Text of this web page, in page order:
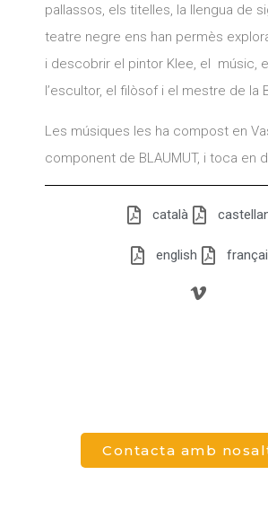
pallassos, els titelles, la llengua de
teatre negre ens han permès
i descobrir el pintor Klee, el músic,
l’escultor, el filòsof i el mestre de la
Les músiques les ha compost en
component de BLAUMUT, i toca en
català
english
Contacta amb